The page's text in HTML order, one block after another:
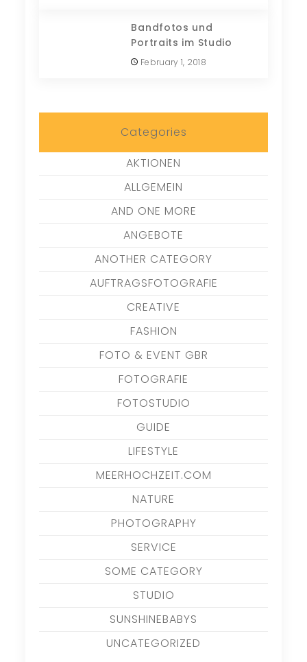
Bandfotos und
Portraits im Studio
February 1, 2018
Categories
AKTIONEN
ALLGEMEIN
AND ONE MORE
ANGEBOTE
ANOTHER CATEGORY
AUFTRAGSFOTOGRAFIE
CREATIVE
FASHION
FOTO & EVENT GBR
FOTOGRAFIE
FOTOSTUDIO
GUIDE
LIFESTYLE
MEERHOCHZEIT.COM
NATURE
PHOTOGRAPHY
SERVICE
SOME CATEGORY
STUDIO
SUNSHINEBABYS
UNCATEGORIZED